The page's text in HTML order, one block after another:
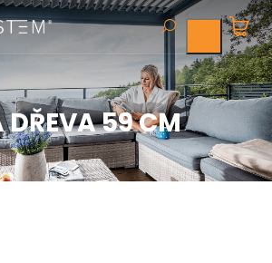
59 CM